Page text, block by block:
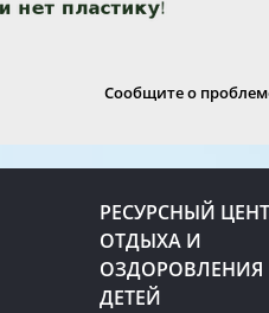
Сообщите о
РЕСУРСНЫЙ
ОТДЫХА И
ОЗДОРОВЛЕНИЯ
ДЕТЕЙ